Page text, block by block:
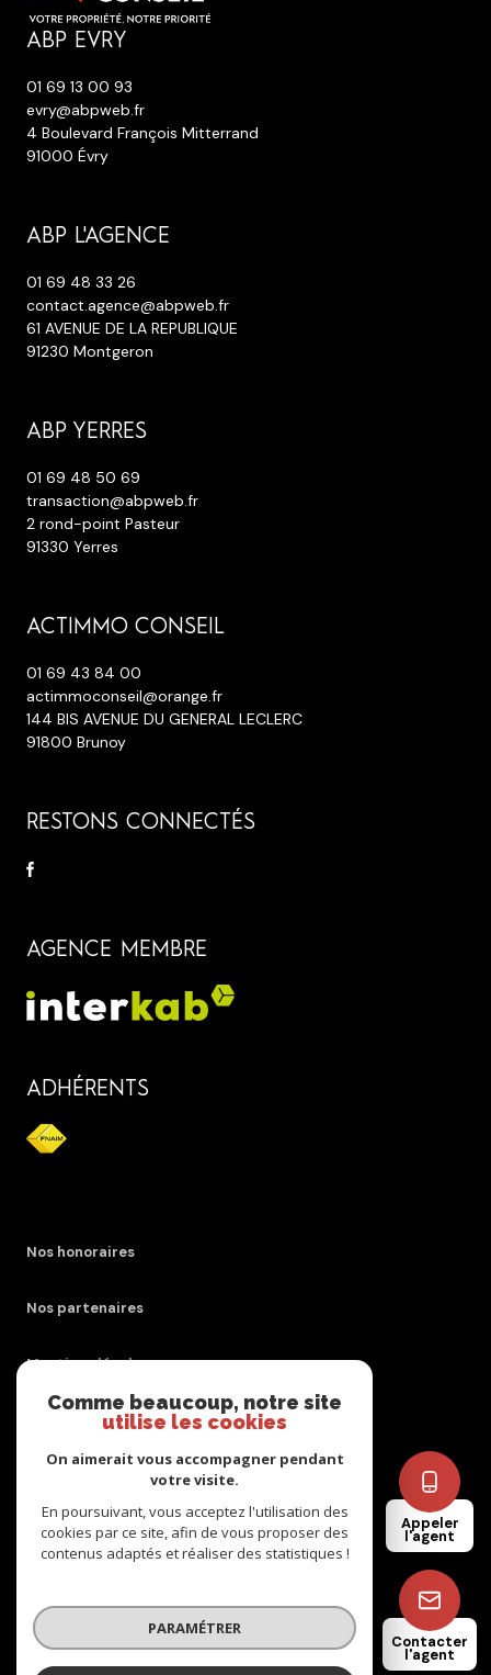
Appeler
l'agent
Contacter
l'agent
ABP EVRY
01 69 13 00 93
evry@abpweb.fr
4 Boulevard François Mitterrand
91000 Évry
ABP L'AGENCE
01 69 48 33 26
contact.agence@abpweb.fr
61 AVENUE DE LA REPUBLIQUE
91230 Montgeron
ABP YERRES
01 69 48 50 69
transaction@abpweb.fr
2 rond-point Pasteur
91330 Yerres
ACTIMMO CONSEIL
01 69 43 84 00
actimmoconseil@orange.fr
144 BIS AVENUE DU GENERAL LECLERC
91800 Brunoy
RESTONS CONNECTÉS
AGENCE MEMBRE
ADHÉRENTS
Nos honoraires
Nos partenaires
Mentions légales
Cookies
© 2026 | Tous droits réservés
Comme beaucoup, notre site
utilise les cookies
On aimerait vous accompagner pendant
votre visite.
En poursuivant, vous acceptez l'utilisation des
cookies par ce site, afin de vous proposer des
contenus adaptés et réaliser des statistiques !
PARAMÉTRER